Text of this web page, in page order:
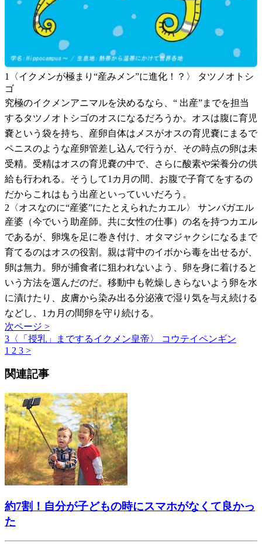
1〈イクメンが極まり“産みメン”に進化！？〉 タツノオトシ
ゴ
究極のイクメンアニマルを決めるなら、“ 出産”までを担当
するタツノオトシゴのオスになるだろうか。オスは腹に育児
嚢という袋を持ち、産卵自体はメスがオスの育児嚢にまるで
ペニスのような産卵管差し込んで行うが、その時点の卵は未
受精。受精はオスの育児嚢の中で、さらに酸素や栄養分の供
給も行われる。そうして1カ月の間、お腹で子育てをするの
だからこれはもう出産といっていいだろう。
2〈オスなのに“産婆”にたとえられたカエル〉 サンバガエル
産婆（今でいう助産師。共に女性の仕事）の名を持つカエル
であるが、卵塊を足に巻き付け、オタマジャクシになるまで
育てるのはオスの役割。親は背中のイボから毒を出せるが、
卵は無力。卵が捕食者に狙われないよう、卵を身に着けると
いう方法を選んだのだ。移動中も乾燥しきらないよう卵を水
に漬けたり、皮膚から染み出る分泌液で湿り気を与え続ける
などし、1カ月の間卵を守り続ける。
次ページ >
3〈「授乳」までするイクメン皇帝〉 コウテイペンギン
1 2 3 >
関連記事
約7割！自分が子どもの時にスマホがなくて良かっ
た